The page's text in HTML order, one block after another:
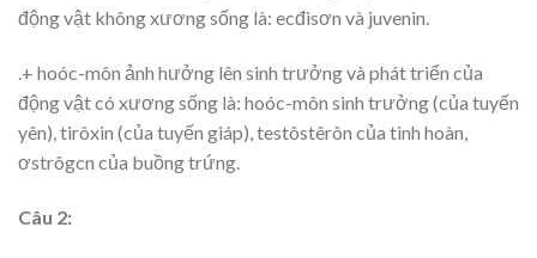
động vật không xương sống là: ecđisơn và juvenin.
.+ hoóc-môn ảnh hưởng lên sinh trưởng và phát triển của
động vật có xương sống là: hoóc-môn sinh trưởng (của tuyến
yên), tirôxin (của tuyến giáp), testôstêrôn của tinh hoàn,
ơstrôgcn của buồng trứng.
Câu 2: